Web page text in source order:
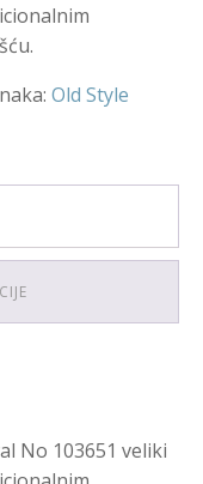
Old Style
No 103651 veliki